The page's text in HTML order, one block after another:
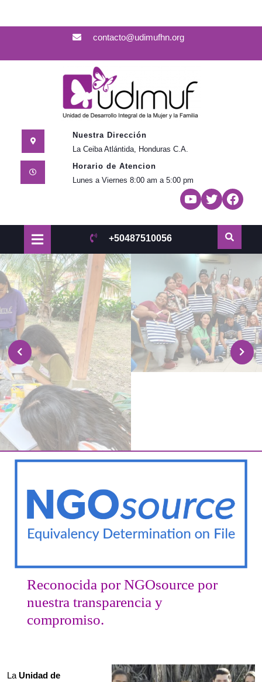
contacto@udimufhn.org
Nuestra Dirección
La Ceiba Atlántida, Honduras C.A.
Horario de Atencion
Lunes a Viernes 8:00 am a 5:00 pm
YouTube
Twitter
Open
Button
+50487510056
Conoce MásConoce
Más
Previous Next
Reconocida por NGOsource por
nuestra transparencia y
compromiso.
Desarrollo Integral de
la Mujer y la Familia–
Mujeres, sin fines de